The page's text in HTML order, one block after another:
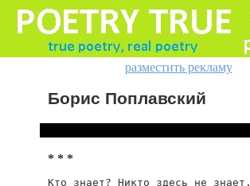
разместить рекламу
Борис Поплавский
* * *
Кто знает? Никто здесь не знает.